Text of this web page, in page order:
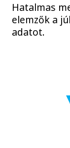
Hatalmas
elemzők a
adatot.